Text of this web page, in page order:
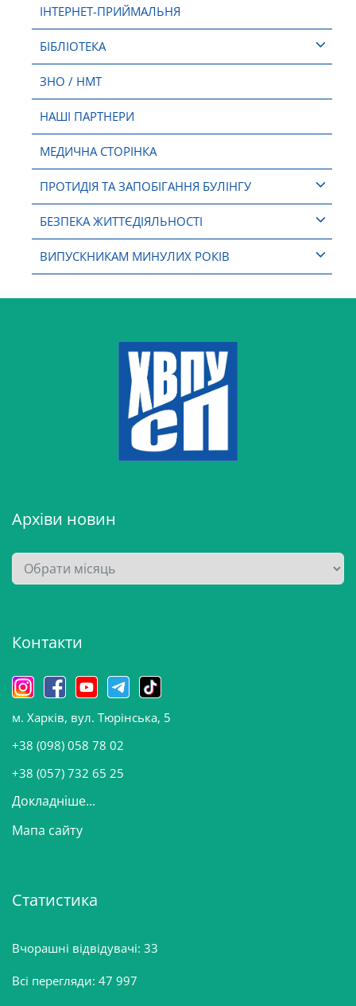
ІНТЕРНЕТ-ПРИЙМАЛЬНЯ
БІБЛІОТЕКА
ЗНО / НМТ
НАШІ ПАРТНЕРИ
МЕДИЧНА СТОРІНКА
ПРОТИДІЯ ТА ЗАПОБІГАННЯ БУЛІНГУ
БЕЗПЕКА ЖИТТЄДІЯЛЬНОСТІ
ВИПУСКНИКАМ МИНУЛИХ РОКІВ
Архіви новин
А
р
в
н
о
в
и
Контакти
м. Харків, вул. Тюрінська, 5
+38 (098) 058 78 02
+38 (057) 732 65 25
Докладніше...
Мапа сайту
Статистика
Вчорашні відвідувачі: 33
Всі перегляди: 47 997